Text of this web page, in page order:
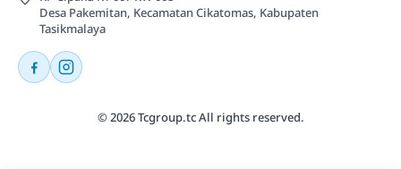
Desa Pakemitan, Kecamatan Cikatomas, Kabupaten
Tasikmalaya
© 2026 Tcgroup.tc All rights reserved.